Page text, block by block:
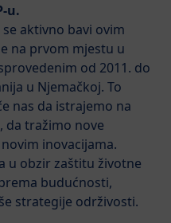
u.
aktivno bavi ovim
na prvom mjestu u
od 2011. do
u Njemačkoj. To
nas da istrajemo na
da tražimo nove
inovacijama.
u obzir zaštitu životne
budućnosti,
strategije održivosti.